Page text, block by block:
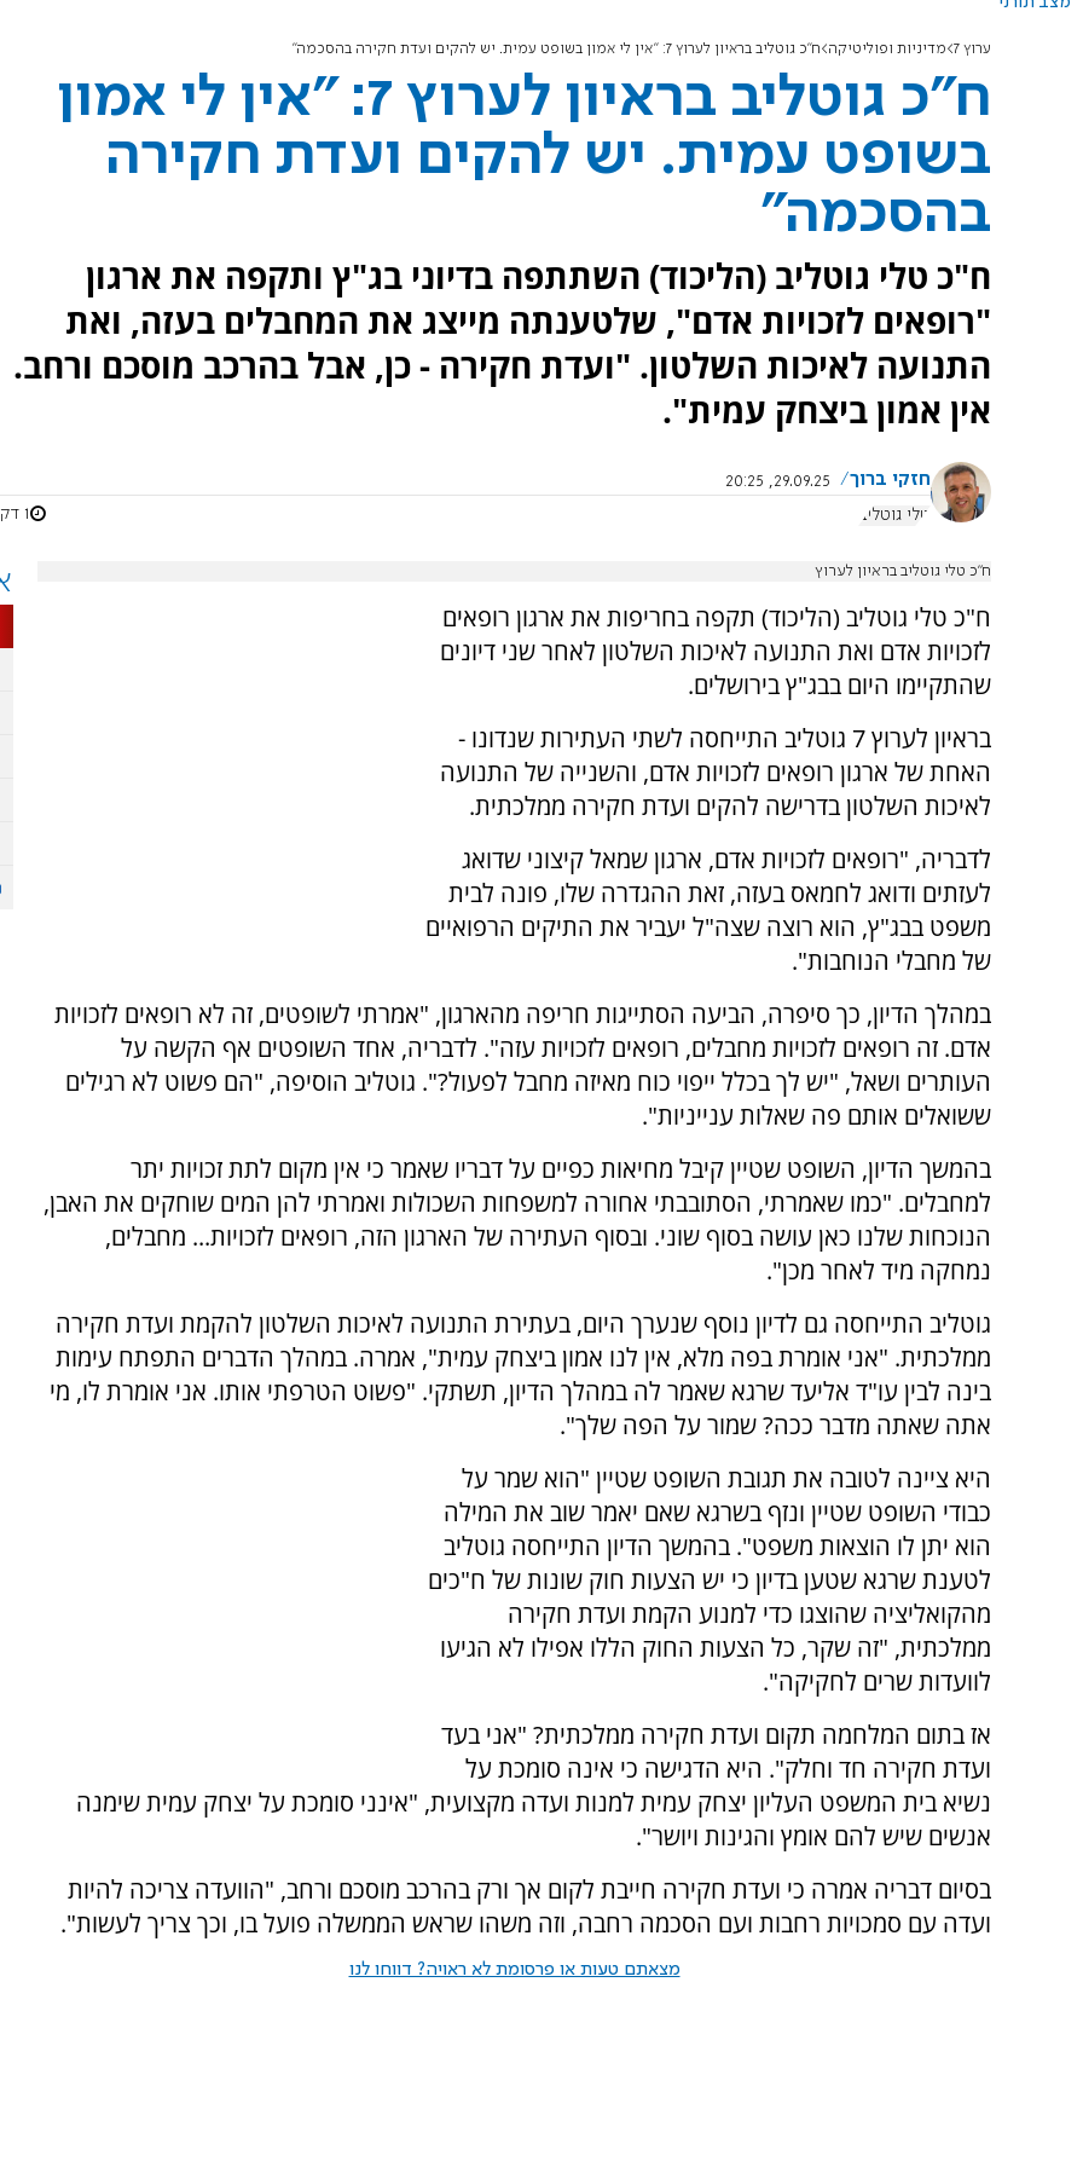
ערוץ 7 מדיניות ופוליטיקה ח"כ גוטליב בראיון לערוץ 7: "אין לי אמון בשופט עמית. יש להקים ועדת חקירה בהסכמה"
ח"כ גוטליב בראיון לערוץ 7: "אין לי אמון
בשופט עמית. יש להקים ועדת חקירה
בהסכמה"
ח"כ טלי גוטליב (הליכוד) השתתפה בדיוני בג"ץ ותקפה את ארגון
"רופאים לזכויות אדם", שלטענתה מייצג את המחבלים בעזה, ואת
התנועה לאיכות השלטון. "ועדת חקירה - כן, אבל בהרכב מוסכם ורחב.
אין אמון ביצחק עמית".
חזקי ברוך
29.09.25, 20:25
טלי גוטליב
1 דקות
ח"כ טלי גוטליב בראיון לערוץ
ח"כ טלי גוטליב (הליכוד) תקפה בחריפות את ארגון רופאים
לזכויות אדם ואת התנועה לאיכות השלטון לאחר שני דיונים
שהתקיימו היום בבג"ץ בירושלים.
בראיון לערוץ 7 גוטליב התייחסה לשתי העתירות שנדונו -
האחת של ארגון רופאים לזכויות אדם, והשנייה של התנועה
לאיכות השלטון בדרישה להקים ועדת חקירה ממלכתית.
לדבריה, "רופאים לזכויות אדם, ארגון שמאל קיצוני שדואג
לעזתים ודואג לחמאס בעזה, זאת ההגדרה שלו, פונה לבית
משפט בבג"ץ, הוא רוצה שצה"ל יעביר את התיקים הרפואיים
של מחבלי הנוחבות".
במהלך הדיון, כך סיפרה, הביעה הסתייגות חריפה מהארגון, "אמרתי לשופטים, זה לא רופאים לזכויות
אדם. זה רופאים לזכויות מחבלים, רופאים לזכויות עזה". לדבריה, אחד השופטים אף הקשה על
העותרים ושאל, "יש לך בכלל ייפוי כוח מאיזה מחבל לפעול?". גוטליב הוסיפה, "הם פשוט לא רגילים
ששואלים אותם פה שאלות ענייניות".
בהמשך הדיון, השופט שטיין קיבל מחיאות כפיים על דבריו שאמר כי אין מקום לתת זכויות יתר
למחבלים. "כמו שאמרתי, הסתובבתי אחורה למשפחות השכולות ואמרתי להן המים שוחקים את האבן,
הנוכחות שלנו כאן עושה בסוף שוני. ובסוף העתירה של הארגון הזה, רופאים לזכויות... מחבלים,
נמחקה מיד לאחר מכן".
גוטליב התייחסה גם לדיון נוסף שנערך היום, בעתירת התנועה לאיכות השלטון להקמת ועדת חקירה
ממלכתית. "אני אומרת בפה מלא, אין לנו אמון ביצחק עמית", אמרה. במהלך הדברים התפתח עימות
בינה לבין עו"ד אליעד שרגא שאמר לה במהלך הדיון, תשתקי. "פשוט הטרפתי אותו. אני אומרת לו, מי
אתה שאתה מדבר ככה? שמור על הפה שלך".
היא ציינה לטובה את תגובת השופט שטיין "הוא שמר על
כבודי השופט שטיין ונזף בשרגא שאם יאמר שוב את המילה
הוא יתן לו הוצאות משפט". בהמשך הדיון התייחסה גוטליב
לטענת שרגא שטען בדיון כי יש הצעות חוק שונות של ח"כים
מהקואליציה שהוצגו כדי למנוע הקמת ועדת חקירה
ממלכתית, "זה שקר, כל הצעות החוק הללו אפילו לא הגיעו
לוועדות שרים לחקיקה".
אז בתום המלחמה תקום ועדת חקירה ממלכתית? "אני בעד
ועדת חקירה חד וחלק". היא הדגישה כי אינה סומכת על
נשיא בית המשפט העליון יצחק עמית למנות ועדה מקצועית, "אינני סומכת על יצחק עמית שימנה
אנשים שיש להם אומץ והגינות ויושר".
בסיום דבריה אמרה כי ועדת חקירה חייבת לקום אך ורק בהרכב מוסכם ורחב, "הוועדה צריכה להיות
ועדה עם סמכויות רחבות ועם הסכמה רחבה, וזה משהו שראש הממשלה פועל בו, וכך צריך לעשות".
מצאתם טעות או פרסומת לא ראויה? דווחו לנו